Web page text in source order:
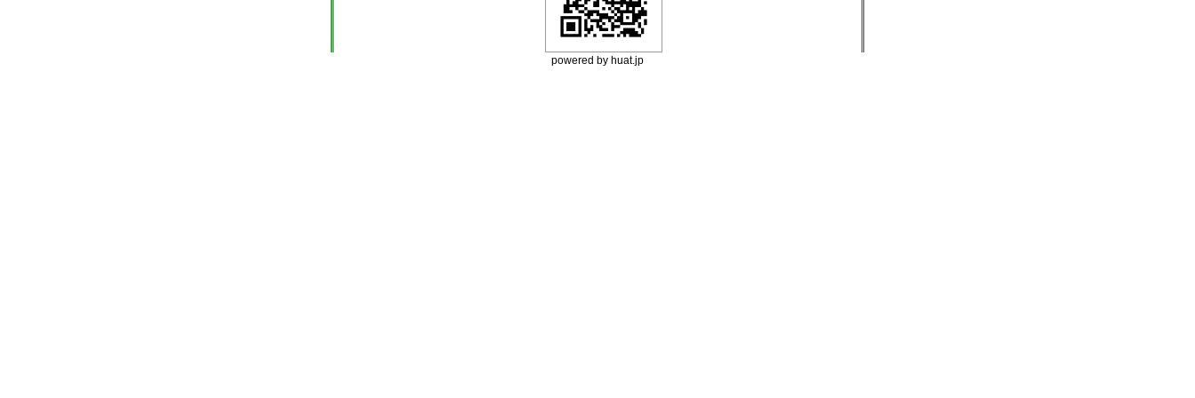
powered by huat.jp